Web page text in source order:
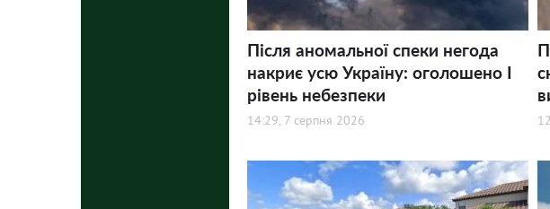
Після аномальної спеки негода
накриє усю Україну: оголошено І
рівень небезпеки
14:29, 7 серпня 2026